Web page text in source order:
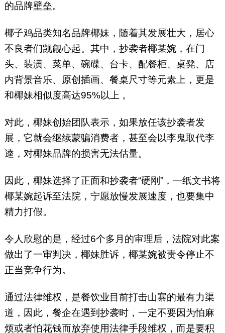
的品牌壁垒。
椰子鸡品类知名品牌椰妹，随着其发展壮大，居心
不良者们觊觎心起。其中，抄袭者椰某婉，在门
头、装潢、菜单、碗碟、台卡、配餐柜、桌凳、店
内背景音乐、原创插画、餐桌尺寸等元素上，更是
和椰妹相似度高达95%以上 。
对此，椰妹创始团队表示，如果放任该抄袭者发
展，它就会继续蒙骗消费者，甚至会以李鬼取代李
逵，对椰妹品牌的损害无法估量。
因此，椰妹选择了正面和抄袭者“硬刚”，一纸文书将
椰某婉起诉至法院，宁愿放慢发展速度，也要集中
精力打假。
令人欣慰的是，经过6个多月的审理后，法院对此案
做出了一审判决，椰妹胜诉，椰某婉被责令停止不
正当竞争行为。
通过法律维权，是餐饮业目前打击山寨的最有力渠
道，因此，餐企在遇到抄袭时，一定不要因为怕麻
烦或者怕花钱而放弃使用法律手段维权，而是要积